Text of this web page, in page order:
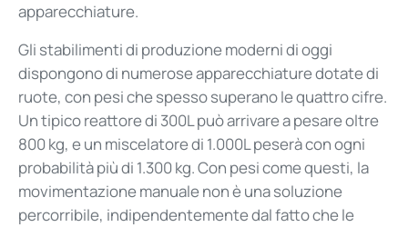
apparecchiature.
Gli stabilimenti di produzione moderni di oggi
dispongono di numerose apparecchiature dotate di
ruote, con pesi che spesso superano le quattro cifre.
Un tipico reattore di 300L può arrivare a pesare oltre
800 kg, e un miscelatore di 1.000L peserà con ogni
probabilità più di 1.300 kg. Con pesi come questi, la
movimentazione manuale non è una soluzione
percorribile, indipendentemente dal fatto che le